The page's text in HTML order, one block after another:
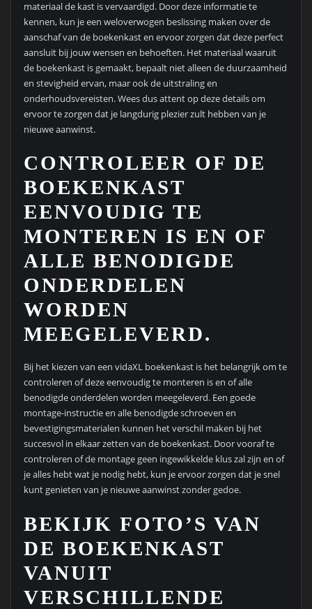
materiaal de kast is vervaardigd. Door deze informatie te
kennen, kun je een weloverwogen beslissing maken over de
aanschaf van de boekenkast en ervoor zorgen dat deze perfect
aansluit bij jouw wensen en behoeften. Het materiaal waaruit
de boekenkast is gemaakt, bepaalt niet alleen de duurzaamheid
en stevigheid ervan, maar ook de uitstraling en
onderhoudsvereisten. Wees dus attent op deze details om
ervoor te zorgen dat je langdurig plezier zult hebben van je
nieuwe aanwinst.
CONTROLEER OF DE
BOEKENKAST
EENVOUDIG TE
MONTEREN IS EN OF
ALLE BENODIGDE
ONDERDELEN
WORDEN
MEEGELEVERD.
Bij het kiezen van een vidaXL boekenkast is het belangrijk om te
controleren of deze eenvoudig te monteren is en of alle
benodigde onderdelen worden meegeleverd. Een goede
montage-instructie en alle benodigde schroeven en
bevestigingsmaterialen kunnen het verschil maken bij het
succesvol in elkaar zetten van de boekenkast. Door vooraf te
controleren of de montage geen ingewikkelde klus zal zijn en of
je alles hebt wat je nodig hebt, kun je ervoor zorgen dat je snel
kunt genieten van je nieuwe aanwinst zonder gedoe.
BEKIJK FOTO’S VAN
DE BOEKENKAST
VANUIT
VERSCHILLENDE